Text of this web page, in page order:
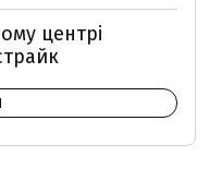
центрі